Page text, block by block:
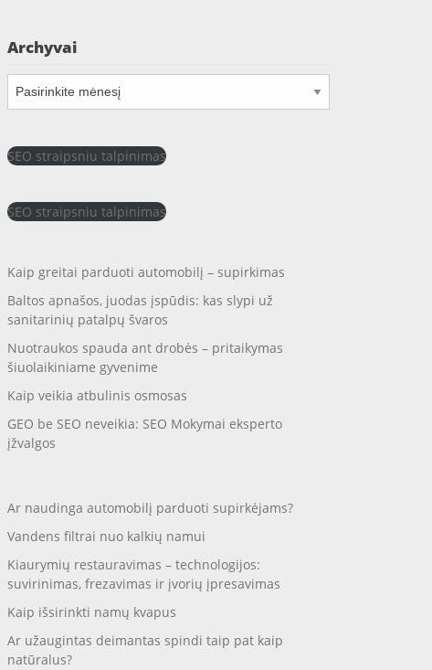
Archyvai
Archyvai
SEO straipsniu talpinimas
SEO straipsniu talpinimas
Kaip greitai parduoti automobilį – supirkimas
Baltos apnašos, juodas įspūdis: kas slypi už
sanitarinių patalpų švaros
Nuotraukos spauda ant drobės – pritaikymas
šiuolaikiniame gyvenime
Kaip veikia atbulinis osmosas
GEO be SEO neveikia: SEO Mokymai eksperto
įžvalgos
Ar naudinga automobilį parduoti supirkėjams?
Vandens filtrai nuo kalkių namui
Kiaurymių restauravimas – technologijos:
suvirinimas, frezavimas ir įvorių įpresavimas
Kaip išsirinkti namų kvapus
Ar užaugintas deimantas spindi taip pat kaip
natūralus?